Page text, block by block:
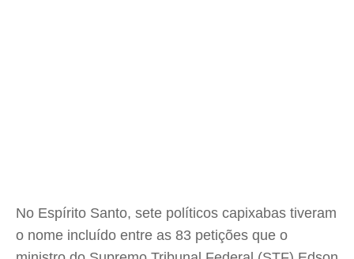
No Espírito Santo, sete políticos capixabas tiveram
o nome incluído entre as 83 petições que o